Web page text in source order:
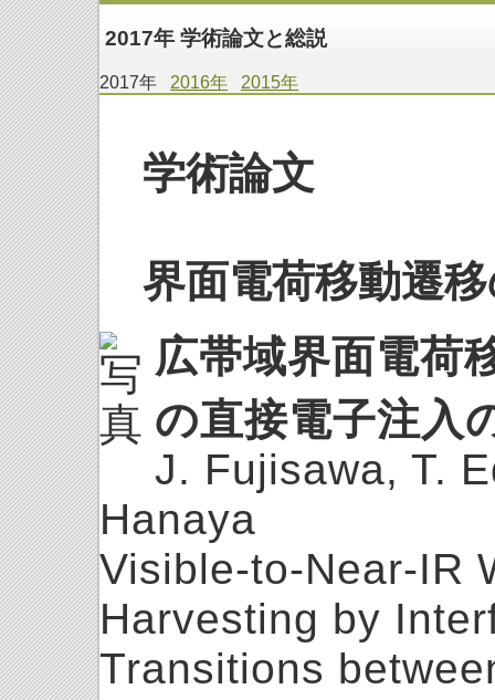
2017年 学術論文と総説
2017年 2016年 2015年
学術論文
界面電荷移動遷
広帯域界面電荷
の直接電子注入
J. Fujisawa, T.
Hanaya
Visible-to-Near-IR
Harvesting by
Transitions